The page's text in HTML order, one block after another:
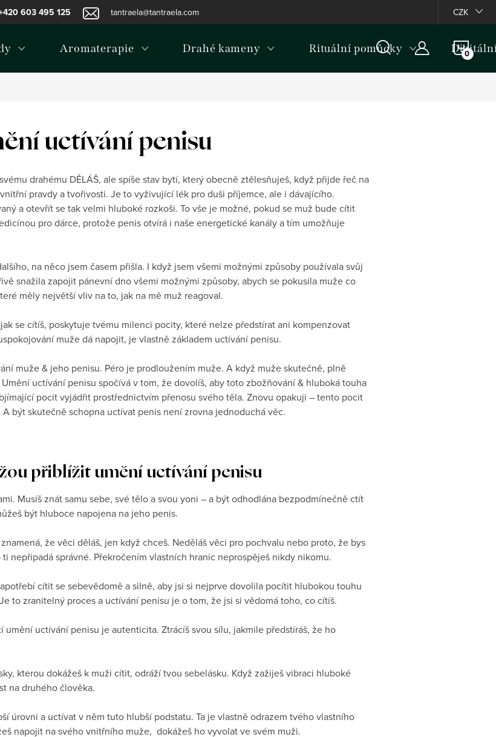
603 495 125 tantraela@tantraela.com
cookies Podmínky ochrany osobních údajů CZK
Aromaterapie Drahé kameny Rituální pomůcky
uctívání penisu
drahému DĚLÁŠ, ale spíše stav bytí, který obecně ztělesňuješ, když přijde řeč na
pravdy a tvořivosti. Je to vyživující lék pro duši příjemce, ale i dávajícího.
a otevřít se tak velmi hluboké rozkoši. To vše je možné, pokud se muž bude cítit
pro dárce, protože penis otvírá i naše energetické kanály a tím umožňuje
na něco jsem časem přišla. I když jsem všemi možnými způsoby používala svůj
snažila zapojit pánevní dno všemi možnými způsoby, abych se pokusila muže co
měly největší vliv na to, jak na mě muž reagoval.
se cítíš, poskytuje tvému milenci pocity, které nelze předstírat ani kompenzovat
muže dá napojit, je vlastně základem uctívání penisu.
muže & jeho penisu. Péro je prodloužením muže. A když muže skutečně, plně
uctívání penisu spočívá v tom, že dovolíš, aby toto zbožňování & hluboká touha
pocit vyjádřit prostřednictvím přenosu svého těla. Znovu opakuji – tento pocit
být skutečně schopna uctívat penis není zrovna jednoduchá věc.
přiblížit umění uctívání penisu
Musíš znát samu sebe, své tělo a svou yoni – a být odhodlána bezpodmínečně ctít
být hluboce napojena na jeho penis.
že věci děláš, jen když chceš. Neděláš věci pro pochvalu nebo proto, že bys
nepřipadá správné. Překročením vlastních hranic neprospěješ nikdy nikomu.
cítit se sebevědomě a silně, aby jsi si nejprve dovolila pocítit hlubokou touhu
to zranitelný proces a uctívání penisu je o tom, že jsi si vědomá toho, co cítíš.
uctívání penisu je autenticita. Ztrácíš svou sílu, jakmile předstíráš, že ho
kterou dokážeš k muži cítit, odráží tvou sebelásku. Když zažiješ vibraci hluboké
na druhého člověka.
úrovni a uctívat v něm tuto hlubší podstatu. Ta je vlastně odrazem tvého vlastního
napojit na svého vnitřního muže, dokážeš ho vyvolat ve svém muži.